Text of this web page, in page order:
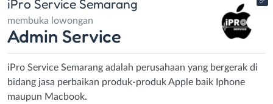
iPro Service Semarang
membuka lowongan
Admin Service
iPro Service Semarang adalah perusahaan yang bergerak di
bidang jasa perbaikan produk-produk Apple baik Iphone
maupun Macbook.